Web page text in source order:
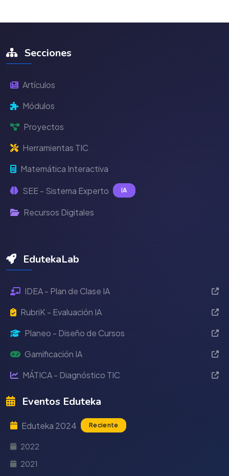
Secciones
Artículos
Módulos
Proyectos
Herramientas TIC
Matemática Interactiva
SEE - Sistema Experto IA
Recursos Digitales
EdutekaLab
IDEA - Plan de Clase IA
RubriK - Evaluación IA
Planeo - Diseño de Cursos
Gamificación IA
MÁTICA - Diagnóstico TIC
Eventos Eduteka
Eduteka 2024 Reciente
2022
2021